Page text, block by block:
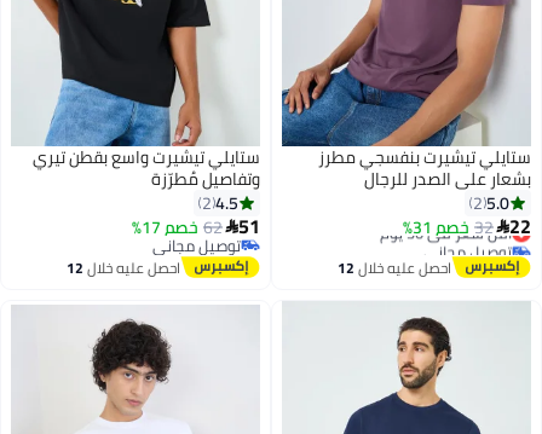
2
ستايلي تيشيرت بنفسجي مطرز
بشعار على الصدر للرجال
5.0
2
22
32 خصم 31%
أقل سعر في 30 يوم
توصيل مجاني
أقل سعر في 30 يوماحصل عليه خلال12
ستايلي تيشيرت واسع بقطن تيري
وتفاصيل مُطرّزة
4.5
2
51
62 خصم 17%
توصيل مجاني
توصيل مجانياحصل عليه خلال12